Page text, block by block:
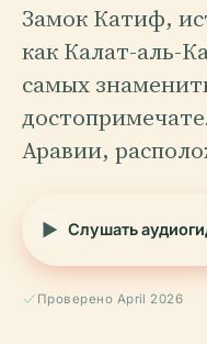
Замок Катиф,
как Калат-аль-
самых
Аравии,
Слушать
Проверено April 2026